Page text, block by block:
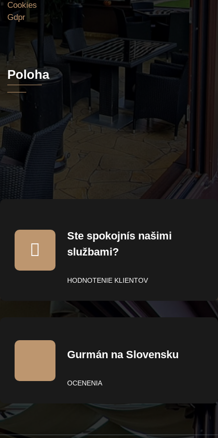
Cookies
Gdpr
Poloha
Ste spokojnís našimi
službami?
HODNOTENIE KLIENTOV
Gurmán na Slovensku
OCENENIA